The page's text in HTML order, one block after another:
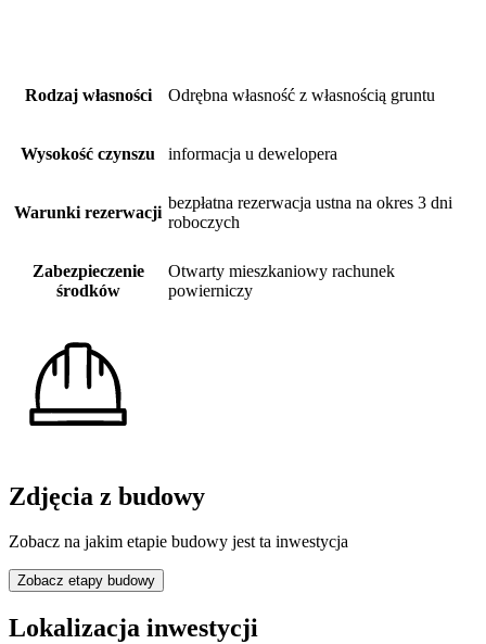
Rodzaj własności Odrębna własność z własnością gruntu
Wysokość czynszu informacja u dewelopera
Warunki rezerwacji
bezpłatna rezerwacja ustna na okres 3 dni
roboczych
Zabezpieczenie
środków
Otwarty mieszkaniowy rachunek
powierniczy
Zdjęcia z budowy
Zobacz na jakim etapie budowy jest ta inwestycja
Zobacz etapy budowy
Lokalizacja inwestycji